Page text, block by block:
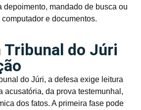
depoimento, mandado de busca ou
e documentos.
Tribunal do Júri
do Júri, a defesa exige leitura
acusatória, da prova testemunhal,
dos fatos. A primeira fase pode